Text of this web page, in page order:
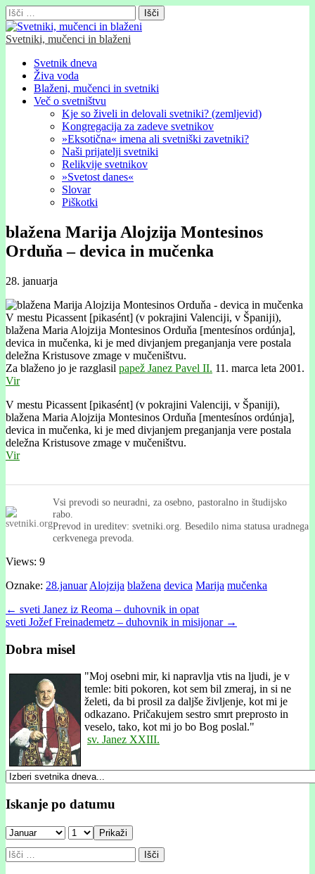
Išči:
Svetniki, mučenci in blaženi
Glavni
meni
Skip
content
Svetnik dneva
Živa voda
Blaženi, mučenci in svetniki
Več o svetništvu
Kje so živeli in delovali svetniki? (zemljevid)
Kongregacija za zadeve svetnikov
»Eksotična« imena ali svetniški zavetniki?
Naši prijatelji svetniki
Relikvije svetnikov
»Svetost danes«
Slovar
Piškotki
blažena Marija Alojzĳa Montesinos
Orduňa – devica in mučenka
28. januarja
V mestu Picassent [pikasént] (v pokrajini Valencĳi, v Španĳi),
blažena Maria Alojzĳa Montesinos Orduňa [mentesínos ordúnja],
devica in mučenka, ki je med divjanjem preganjanja vere postala
deležna Kristusove zmage v mučeništvu.
Za blaženo jo je razglasil papež Janez Pavel II. 11. marca leta 2001.
Vir
V mestu Picassent [pikasént] (v pokrajini Valenciji, v Španiji),
blažena Maria Alojzija Montesinos Orduňa [mentesínos ordúnja],
devica in mučenka, ki je med divjanjem preganjanja vere postala
deležna Kristusove zmage v mučeništvu.
Vir
Vsi prevodi so neuradni, za osebno, pastoralno in študijsko
rabo.
Prevod in ureditev: svetniki.org. Besedilo nima statusa uradnega
cerkvenega prevoda.
Views: 9
Oznake: 28.januar Alojzija blažena devica Marija mučenka
Post
navigation
← sveti Janez iz Reoma – duhovnik in opat
sveti Jožef Freinademetz – duhovnik in misijonar →
Dobra misel
"Moj osebni mir, ki napravlja vtis na ljudi, je v
temle: biti pokoren, kot sem bil zmeraj, in si ne
želeti, da bi prosil za daljše življenje, kot mi je
odkazano. Pričakujem sestro smrt preprosto in
veselo, tako, kot mi jo bo Bog poslal."
sv. Janez XXIII.
Iskanje po datumu
Prikaži
Išči: